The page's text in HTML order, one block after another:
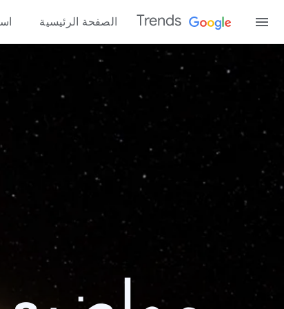
Trends الصفحة الرئيسية